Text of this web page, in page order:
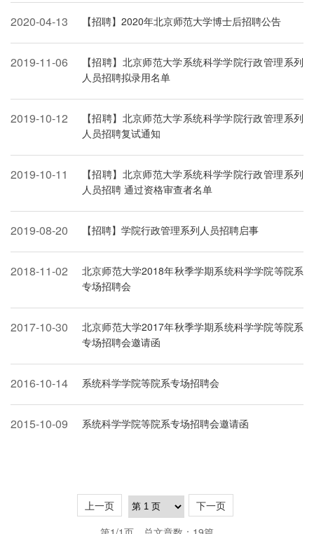
2020-04-13 【招聘】2020年北京师范大学博士后招聘公告
2019-11-06
【招聘】北京师范大学系统科学学院行政管理系列
人员招聘拟录用名单
2019-10-12
【招聘】北京师范大学系统科学学院行政管理系列
人员招聘复试通知
2019-10-11
【招聘】北京师范大学系统科学学院行政管理系列
人员招聘 通过资格审查者名单
2019-08-20 【招聘】学院行政管理系列人员招聘启事
2018-11-02
北京师范大学2018年秋季学期系统科学学院等院系
专场招聘会
2017-10-30
北京师范大学2017年秋季学期系统科学学院等院系
专场招聘会邀请函
2016-10-14 系统科学学院等院系专场招聘会
2015-10-09 系统科学学院等院系专场招聘会邀请函
上一页
下一页